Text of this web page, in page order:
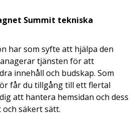
Summit tekniska
har som syfte att hjälpa den
tjänsten för att
innehåll och budskap. Som
får du tillgång till ett flertal
att hantera hemsidan och dess
säkert sätt.